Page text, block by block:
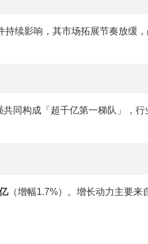
持续影响，其市场拓展节奏放缓
同构成「超千亿第一梯队」，行
（增幅1.7%）。增长动力主要来